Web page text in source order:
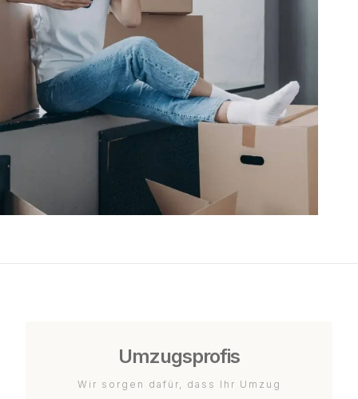
Umzugsprofis
Wir sorgen dafür, dass Ihr Umzug